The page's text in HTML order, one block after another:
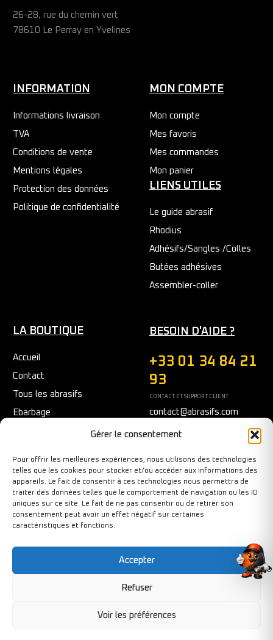
Gérer le consentement
Pour offrir les meilleures expériences, nous utilisons des technologies
telles que les cookies pour stocker et/ou accéder aux informations des
appareils. Le fait de consentir à ces technologies nous permettra de
traiter des données telles que le comportement de navigation ou les ID
uniques sur ce site. Le fait de ne pas consentir ou de retirer son
consentement peut avoir un effet négatif sur certaines
caractéristiques et fonctions.
Accepter
Refuser
Voir les préférences
26-28, rue du chemin vert
78610 Le Perray en Yvelines
INFORMATION
Informations livraison
TVA
Conditions de vente
Mentions légales
Protection des données
Politique de confidentialité
MON COMPTE
Mon compte
Mes favoris
Mes commandes
Mon panier
LIENS UTILES
Le guide abrasif
Rhodius
Adhésifs/Sangles /Colles
Butées adhésives
Assembler-coller
LA BOUTIQUE
Accueil
Contact
Tous les abrasifs
Ebarbage
Nettoyage
Outils diamantés
Ponçage
Sécurité au travail
BESOIN D'AIDE ?
+33 01 34 84 21
93
CONTACT ET SUPPORT CLIENT
contact@abrasifs.com
Du Lundi au Vendredi
Copyright©BY-PIXCL 2026. Tous droits réservés.